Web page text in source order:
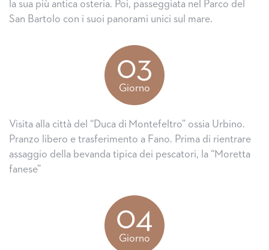
la sua più antica osteria. Poi, passeggiata nel Parco del
San Bartolo con i suoi panorami unici sul mare.
03
Giorno
Visita alla città del “Duca di Montefeltro” ossia Urbino.
Pranzo libero e trasferimento a Fano. Prima di rientrare
assaggio della bevanda tipica dei pescatori, la “Moretta
fanese”
04
Giorno